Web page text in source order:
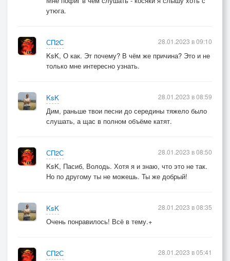
утюга.
СП2С
KsK, О как. Эт почему? В чём же причина? Это и не
только мне интересно узнать.
28.01.2023 в 09:10
KsK
Дим, раньше твои песни до середины тяжело было
слушать, а щас в полном объёме катят.
28.01.2023 в 08:59
СП2С
KsK, Пасиб, Володь. Хотя я и знаю, что это не так.
Но по другому ты не можешь. Ты же добрый!
28.01.2023 в 08:50
KsK
Очень понравилось! Всё в тему.+
28.01.2023 в 08:35
СП2С
28.01.2023 в 05:41